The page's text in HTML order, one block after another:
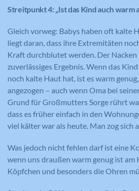
Streitpunkt 4: „Ist das Kind auch warm
Gleich vorweg: Babys haben oft kalte
liegt daran, dass ihre Extremitäten
Kraft durchblutet werden. Der Nacken
zuverlässiges Ergebnis. Wenn das
noch kalte Haut hat, ist es warm
angezogen – auch wenn Oma bei
Grund für Großmutters Sorge rührt
dass es früher einfach in den
viel kälter war als heute. Man zog sich
Was jedoch nicht fehlen darf ist eine
wenn uns draußen warm genug ist am
Köpfchen und besonders die Ohren
Laufzeit 1 Tag
Zweck
Registriert eine
verwendet wird, um
dazu, wie der
nutzt, zu generieren.
Anbieter Google Analytics
Anbieter YouTube
1 Tag
Zweck
Registriert eine
mobilen Geräten, um
basierend auf dem
Standort zu
Name VISITOR_INFO1_LIVE
Anbieter YouTube
Laufzeit 179 Tage